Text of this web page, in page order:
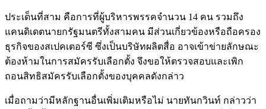
ประเด็นที่สาม คือการที่ผู้บริหารพรรคจำนวน 14 คน รวมถึง
แคนดิเดตนายกรัฐมนตรีทั้งสามคน มีส่วนเกี่ยวข้องหรือถือครอง
ธุรกิจของสเปคเตอร์ซี ซึ่งเป็นบริษัทผลิตสื่อ อาจเข้าข่ายลักษณะ
ต้องห้ามในการสมัครรับเลือกตั้ง จึงขอให้ตรวจสอบและเพิก
ถอนสิทธิสมัครรับเลือกตั้งของบุคคลดังกล่าว
เมื่อถามว่ามีหลักฐานอื่นเพิ่มเติมหรือไม่ นายทันกวินท์ กล่าวว่า